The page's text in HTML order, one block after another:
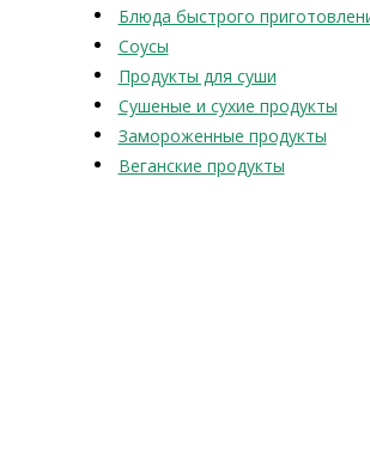
Блюда быстрого
Соусы
Продукты для суши
Сушеные и сухие продукты
Замороженные продукты
Веганские продукты